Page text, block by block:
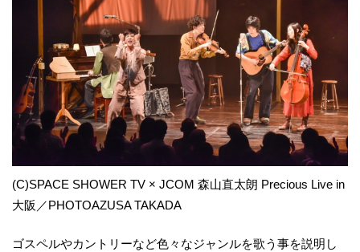
(C)SPACE SHOWER TV × JCOM 森山直太朗 Precious Live in
大阪／PHOTOAZUSA TAKADA
ゴスペルやカントリーなど色々なジャンルを歌う事を説明し